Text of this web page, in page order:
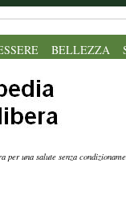
BELLEZZA
per una salute senza